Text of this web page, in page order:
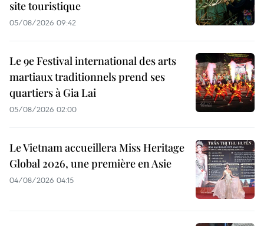
site touristique
05/08/2026 09:42
Le 9e Festival international des arts
martiaux traditionnels prend ses
quartiers à Gia Lai
05/08/2026 02:00
Le Vietnam accueillera Miss Heritage
Global 2026, une première en Asie
04/08/2026 04:15